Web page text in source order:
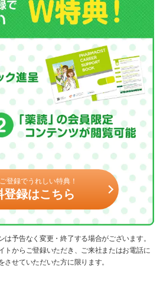
登録でうれしい特典！
登録はこちら
予告なく変更・終了する場合がございます。
トからご登録いただき、ご来社またはお電話に
せていただいた方に限ります。